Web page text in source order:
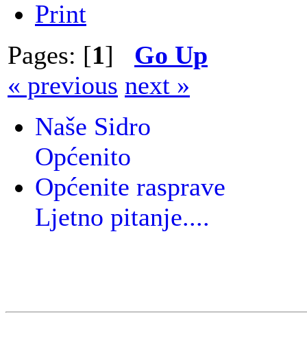
Print
Pages: [1] Go Up
« previous next »
Naše Sidro
Općenito
Općenite rasprave
Ljetno pitanje....